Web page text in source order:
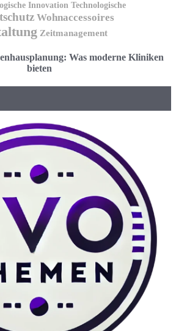
Innovation Technologische
Wohnaccessoires
Zeitmanagement
Was moderne Kliniken
bieten